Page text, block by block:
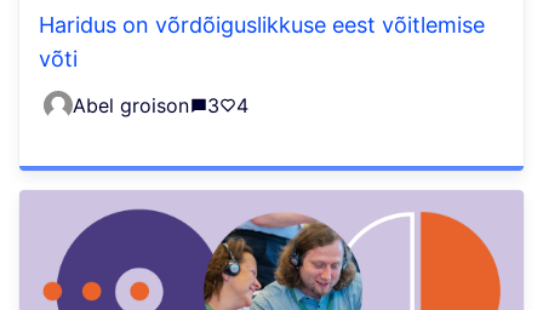
Haridus on võrdõiguslikkuse eest võitlemise
võti
Abel groison 3 4